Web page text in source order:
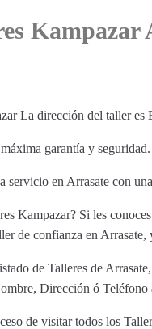
Kampazar
La dirección del taller
garantía y seguridad.
servicio en Arrasate con
Kampazar? Si les
de confianza en
de Talleres de
Dirección ó
de visitar todos los